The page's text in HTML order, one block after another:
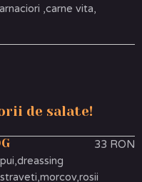
,carne vita,
de salate!
33 RON